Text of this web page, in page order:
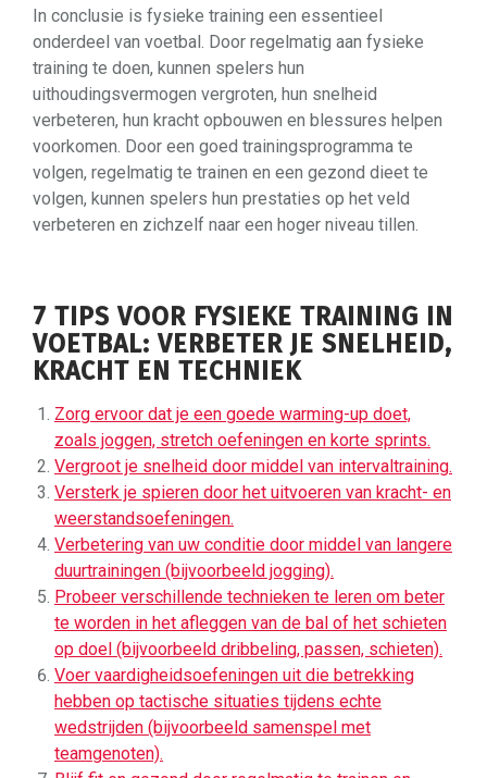
In conclusie is fysieke training een essentieel
onderdeel van voetbal. Door regelmatig aan fysieke
training te doen, kunnen spelers hun
uithoudingsvermogen vergroten, hun snelheid
verbeteren, hun kracht opbouwen en blessures helpen
voorkomen. Door een goed trainingsprogramma te
volgen, regelmatig te trainen en een gezond dieet te
volgen, kunnen spelers hun prestaties op het veld
verbeteren en zichzelf naar een hoger niveau tillen.
7 TIPS VOOR FYSIEKE TRAINING IN
VOETBAL: VERBETER JE SNELHEID,
KRACHT EN TECHNIEK
Zorg ervoor dat je een goede warming-up doet,
zoals joggen, stretch oefeningen en korte sprints.
Vergroot je snelheid door middel van intervaltraining.
Versterk je spieren door het uitvoeren van kracht- en
weerstandsoefeningen.
Verbetering van uw conditie door middel van langere
duurtrainingen (bijvoorbeeld jogging).
Probeer verschillende technieken te leren om beter
te worden in het afleggen van de bal of het schieten
op doel (bijvoorbeeld dribbeling, passen, schieten).
Voer vaardigheidsoefeningen uit die betrekking
hebben op tactische situaties tijdens echte
wedstrijden (bijvoorbeeld samenspel met
teamgenoten).